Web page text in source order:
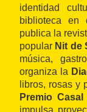
identidad
biblioteca en
publica la
popular Nit de
música,
organiza la
libros, rosas y
Premio
impulsa